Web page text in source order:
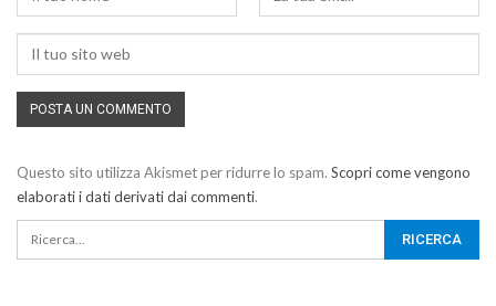
Questo sito utilizza Akismet per ridurre lo spam. Scopri come vengono
elaborati i dati derivati dai commenti.